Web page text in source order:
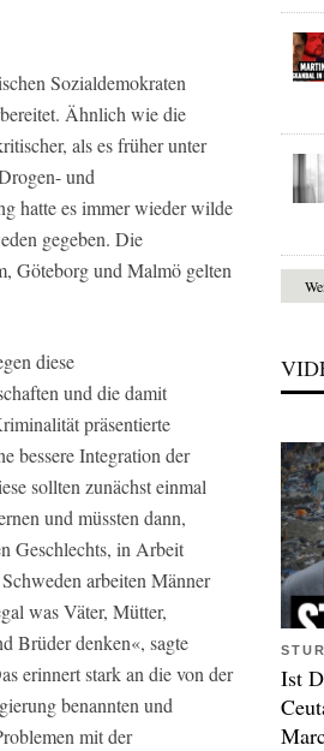
Sozialdemokraten
Ähnlich wie die
als es früher unter
und
hatte es immer wieder wilde
gegeben. Die
Göteborg und Malmö gelten
diese
und die damit
präsentierte
bessere Integration der
sollten zunächst einmal
und müssten dann,
Geschlechts, in Arbeit
arbeiten Männer
was Väter, Mütter,
Brüder denken«, sagte
erinnert stark an die von der
benannten und
mit der
Ist